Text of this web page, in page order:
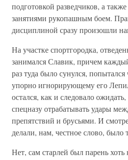
подготовкой разведчиков, а
занятиями рукопашным боем.
дисциплиной сразу произошли
На участке спортгородка,
занимался Славик, причем
раз туда было сунулся, попытался
упорно игнорирующему его
остался, как и следовало
спецназу отрабатывать удары
препятствий и брусьями. И
делали, нам, честное слово, было
Нет, сам старлей был парень